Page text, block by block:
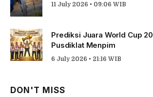
11 July 2026 • 09:06 WIB
Prediksi Juara World Cup
Pusdiklat Menpim
6 July 2026 • 21:16 WIB
DON'T MISS